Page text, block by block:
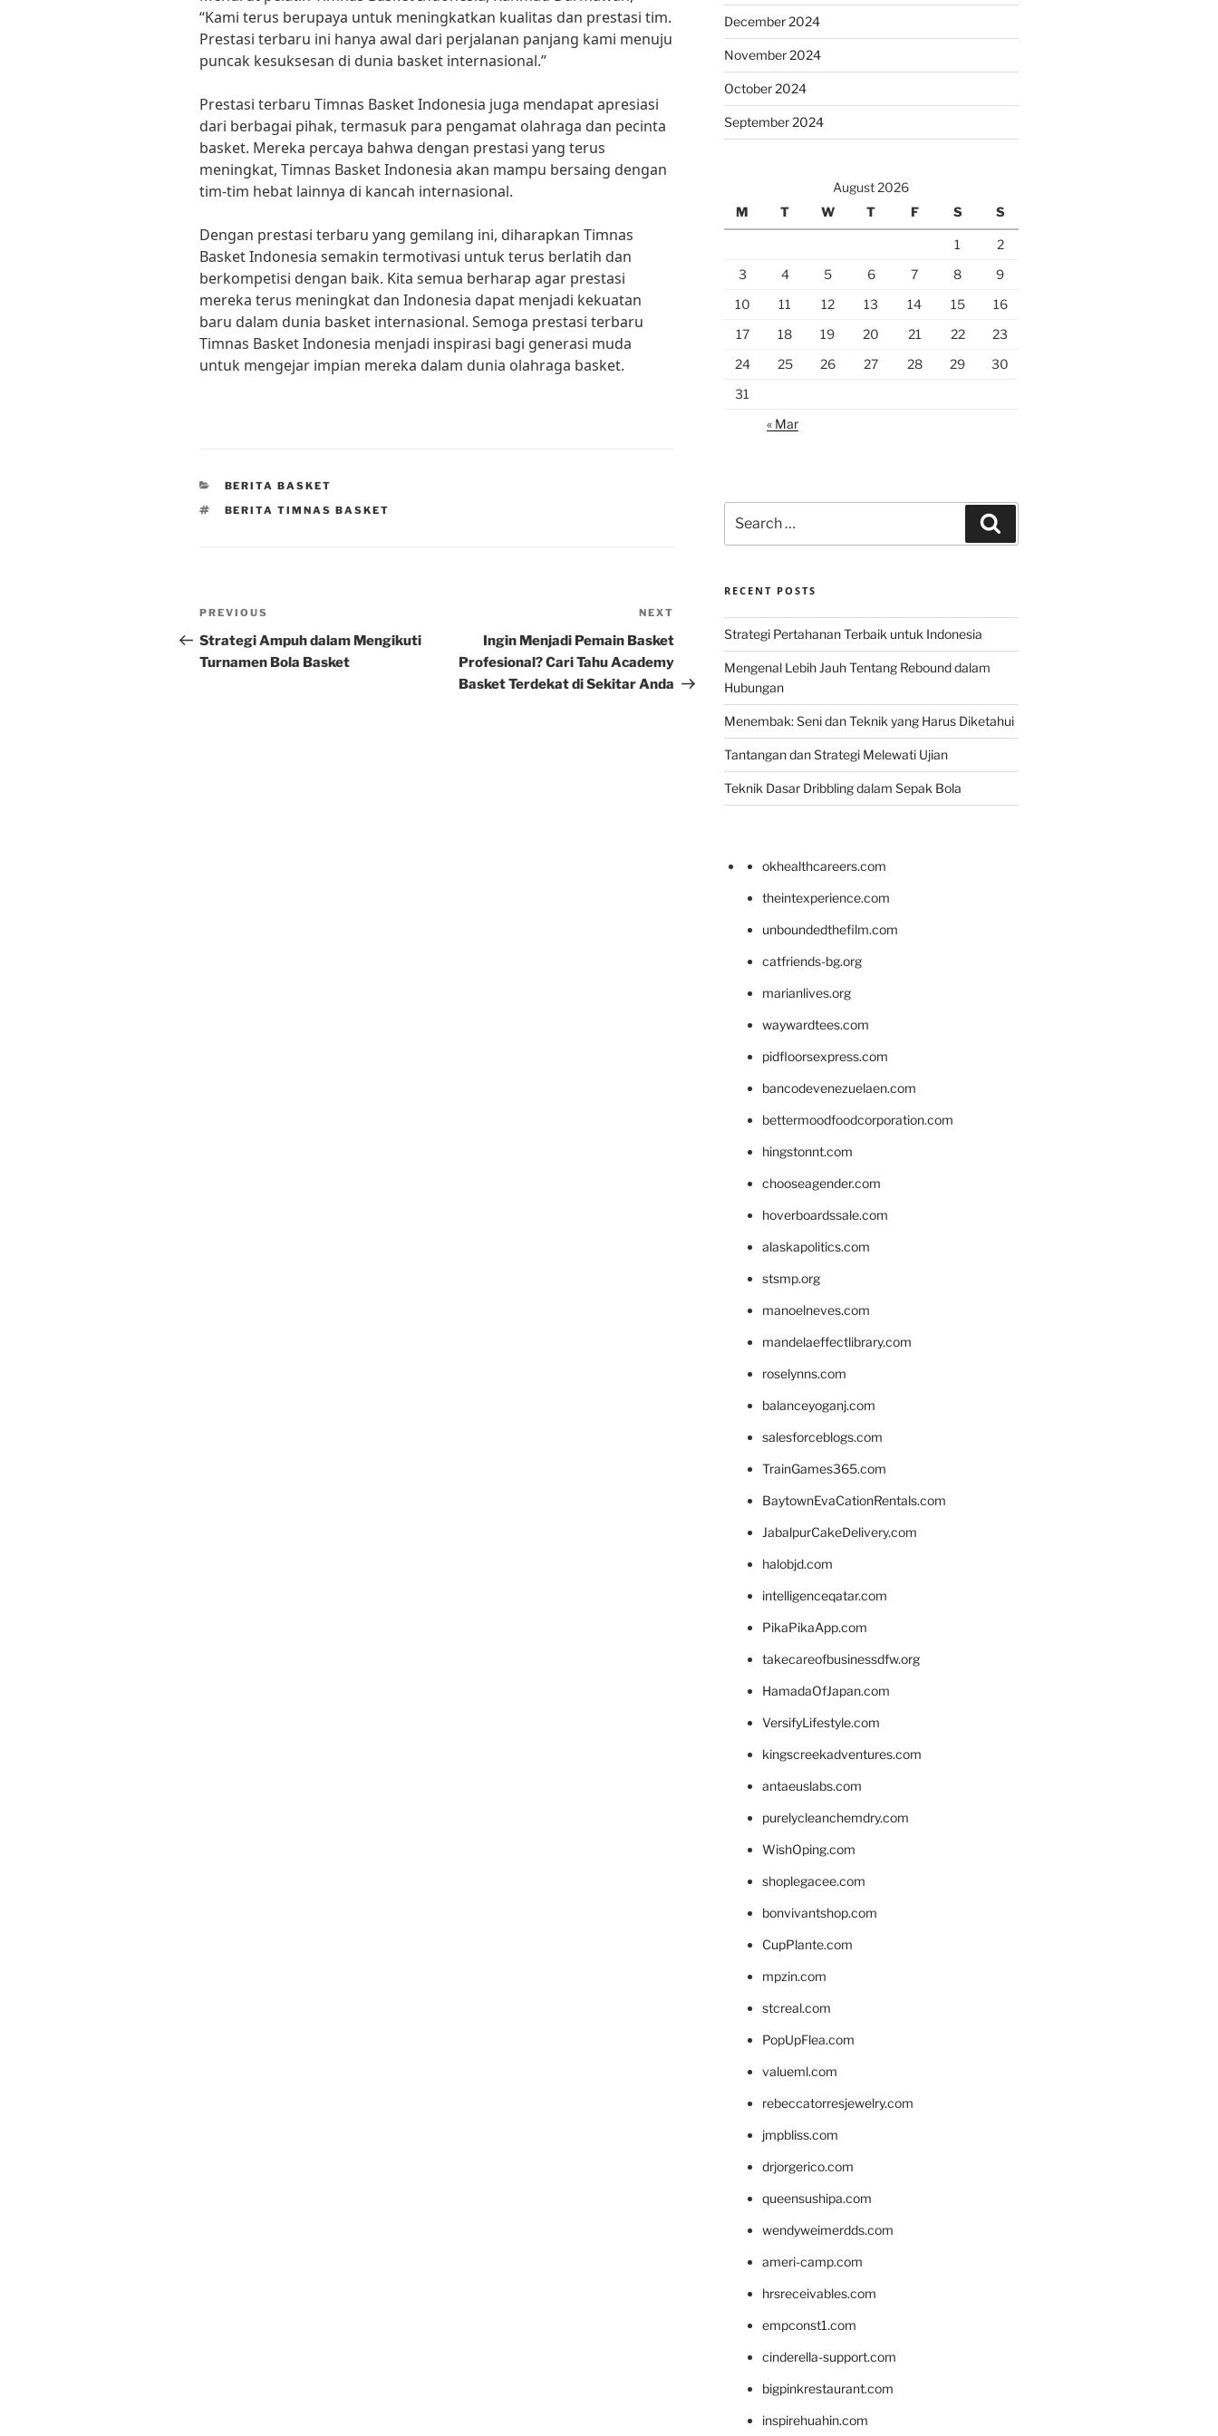
“Kami terus berupaya untuk meningkatkan kualitas dan prestasi tim.
Prestasi terbaru ini hanya awal dari perjalanan panjang kami menuju
puncak kesuksesan di dunia basket internasional.”
Prestasi terbaru Timnas Basket Indonesia juga mendapat apresiasi
dari berbagai pihak, termasuk para pengamat olahraga dan pecinta
basket. Mereka percaya bahwa dengan prestasi yang terus
meningkat, Timnas Basket Indonesia akan mampu bersaing dengan
tim-tim hebat lainnya di kancah internasional.
Dengan prestasi terbaru yang gemilang ini, diharapkan Timnas
Basket Indonesia semakin termotivasi untuk terus berlatih dan
berkompetisi dengan baik. Kita semua berharap agar prestasi
mereka terus meningkat dan Indonesia dapat menjadi kekuatan
baru dalam dunia basket internasional. Semoga prestasi terbaru
Timnas Basket Indonesia menjadi inspirasi bagi generasi muda
untuk mengejar impian mereka dalam dunia olahraga basket.
CATEGORIES
BERITA BASKET
TAGS
BERITA TIMNAS BASKET
Post
navigation
Previous
Post
PREVIOUS
Strategi Ampuh dalam Mengikuti
Turnamen Bola Basket
Post
NEXT
Ingin Menjadi Pemain Basket
Profesional? Cari Tahu Academy
Basket Terdekat di Sekitar Anda
December 2024
November 2024
October 2024
September 2024
August 2026
M
T W T F S S
1
2
3
4 5 6 7 8
9
10
11 12 13 14 15
16
17
18 19 20 21 22
23
24
25 26 27 28 29
30
31
« Mar
for:
RECENT POSTS
Strategi Pertahanan Terbaik untuk Indonesia
Mengenal Lebih Jauh Tentang Rebound dalam
Hubungan
Menembak: Seni dan Teknik yang Harus Diketahui
Tantangan dan Strategi Melewati Ujian
Teknik Dasar Dribbling dalam Sepak Bola
okhealthcareers.com
theintexperience.com
unboundedthefilm.com
catfriends-bg.org
marianlives.org
waywardtees.com
pidfloorsexpress.com
bancodevenezuelaen.com
bettermoodfoodcorporation.com
hingstonnt.com
chooseagender.com
hoverboardssale.com
alaskapolitics.com
stsmp.org
manoelneves.com
mandelaeffectlibrary.com
roselynns.com
balanceyoganj.com
salesforceblogs.com
TrainGames365.com
BaytownEvaCationRentals.com
JabalpurCakeDelivery.com
halobjd.com
intelligenceqatar.com
PikaPikaApp.com
takecareofbusinessdfw.org
HamadaOfJapan.com
VersifyLifestyle.com
kingscreekadventures.com
antaeuslabs.com
purelycleanchemdry.com
WishOping.com
shoplegacee.com
bonvivantshop.com
CupPlante.com
mpzin.com
stcreal.com
PopUpFlea.com
valueml.com
rebeccatorresjewelry.com
jmpbliss.com
drjorgerico.com
queensushipa.com
wendyweimerdds.com
ameri-camp.com
hrsreceivables.com
empconst1.com
cinderella-support.com
bigpinkrestaurant.com
inspirehuahin.com